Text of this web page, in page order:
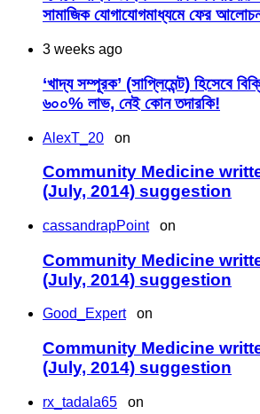
সামাজিক যোগাযোগমাধ্যমে ফের
3 weeks ago
‘খাদ্য সম্পূরক’ (সাপ্লিমেন্ট) হিসেবে
৬০০% লাভ, নেই কোন তদারকি!
AlexT_20 on
Community Medicine
(July, 2014) suggestion
cassandrapPointon
Community Medicine
(July, 2014) suggestion
Good_Experton
Community Medicine
(July, 2014) suggestion
rx_tadala65 on